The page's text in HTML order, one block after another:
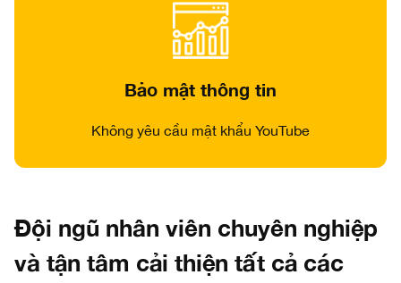
Bảo mật thông tin
Không yêu cầu mật khẩu YouTube
Đội ngũ nhân viên chuyên nghiệp
và tận tâm cải thiện tất cả các